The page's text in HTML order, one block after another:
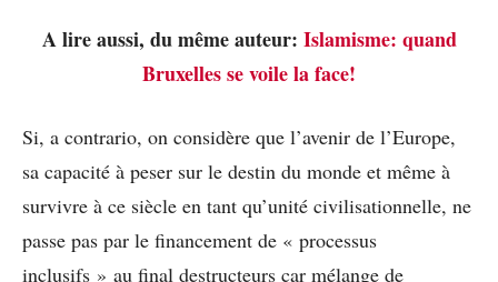
A lire aussi, du même auteur: Islamisme: quand
Bruxelles se voile la face!
Si, a contrario, on considère que l’avenir de l’Europe,
sa capacité à peser sur le destin du monde et même à
survivre à ce siècle en tant qu’unité civilisationnelle, ne
passe pas par le financement de « processus
inclusifs » au final destructeurs car mélange de